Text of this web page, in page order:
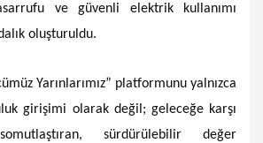
ve güvenli elektrik kullanımı
oluşturuldu.
Yarınlarımız” platformunu yalnızca
girişimi olarak değil; geleceğe karşı
sürdürülebilir değer